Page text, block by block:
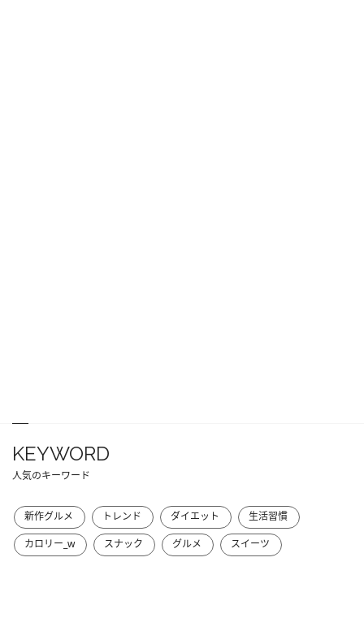
KEYWORD
人気のキーワード
新作グルメ トレンド ダイエット
生活習慣
カロリー_w
スナック グルメ スイーツ